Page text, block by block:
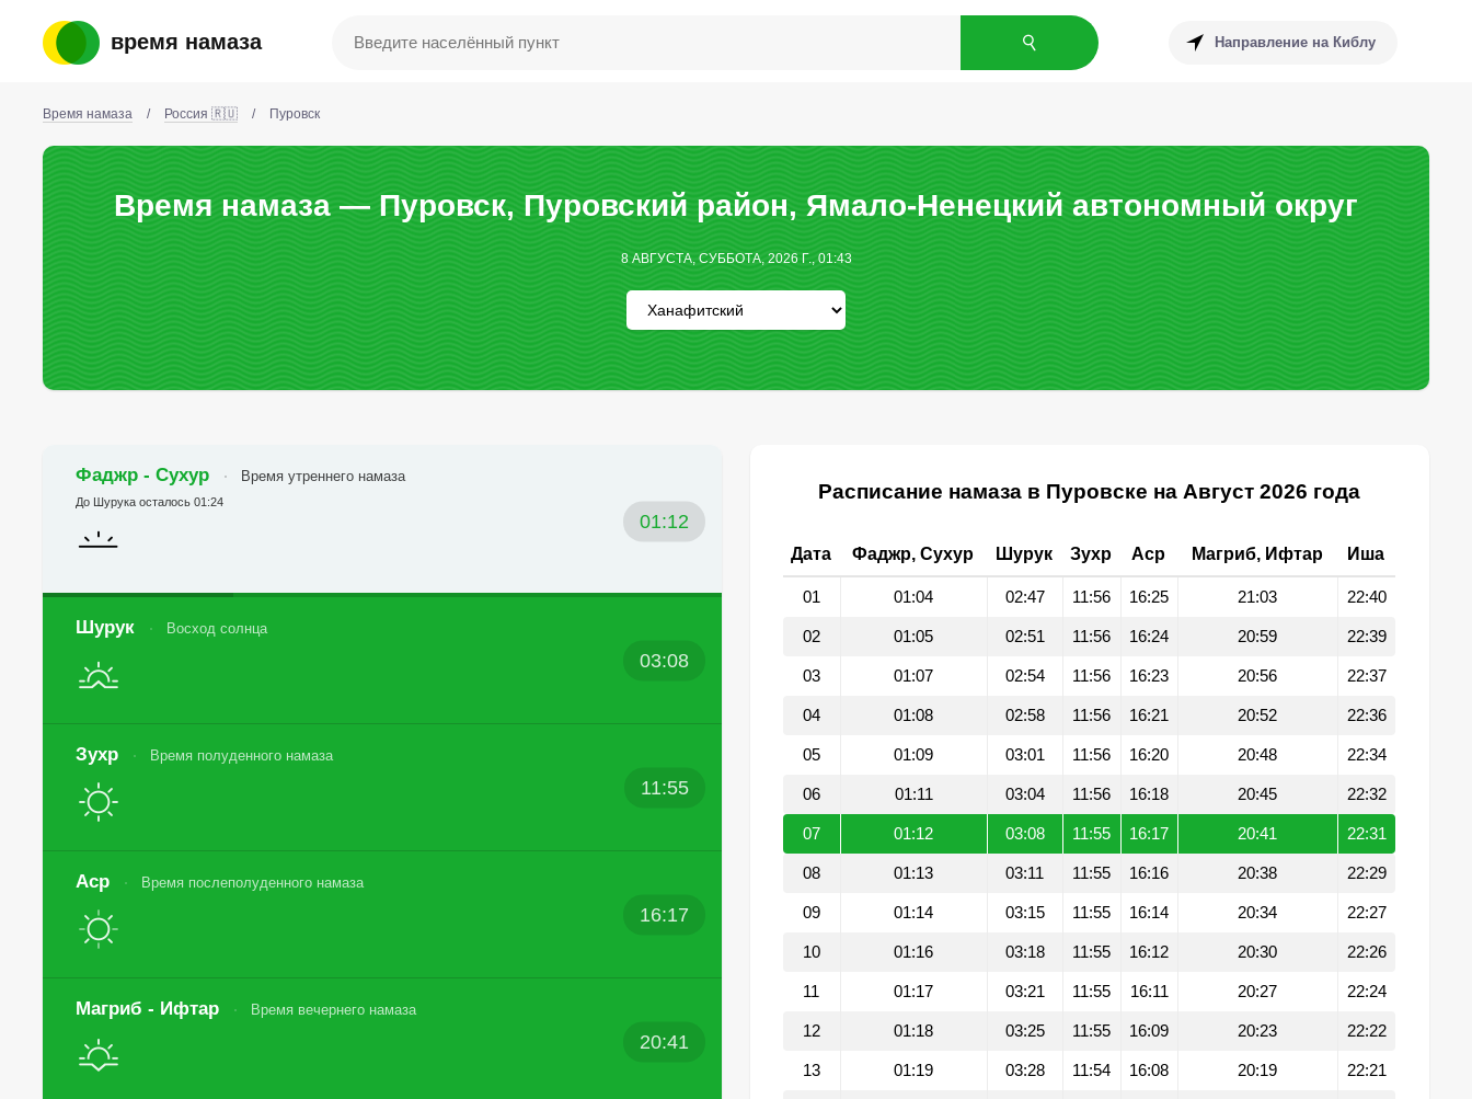
время намаза Направление на Киблу
Время намаза / Россия 🇷🇺 / Пуровск
Время намаза — Пуровск, Пуровский район, Ямало-Ненецкий автономный округ
8 АВГУСТА, СУББОТА, 2026 Г., 01:43
Фаджр - Сухур Время утреннего намаза
01:12
До Шурука осталось 01:24
Шурук Восход солнца
03:08
Зухр Время полуденного намаза
11:55
Аср Время послеполуденного намаза
16:17
Магриб - Ифтар Время вечернего намаза
20:41
Расписание намаза в Пуровске на Август 2026 года
Дата Фаджр, Сухур Шурук Зухр Аср Магриб, Ифтар Иша
01 01:04 02:47 11:56 16:25 21:03 22:40
02 01:05 02:51 11:56 16:24 20:59 22:39
03 01:07 02:54 11:56 16:23 20:56 22:37
04 01:08 02:58 11:56 16:21 20:52 22:36
05 01:09 03:01 11:56 16:20 20:48 22:34
06 01:11 03:04 11:56 16:18 20:45 22:32
07 01:12 03:08 11:55 16:17 20:41 22:31
08 01:13 03:11 11:55 16:16 20:38 22:29
09 01:14 03:15 11:55 16:14 20:34 22:27
10 01:16 03:18 11:55 16:12 20:30 22:26
11 01:17 03:21 11:55 16:11 20:27 22:24
12 01:18 03:25 11:55 16:09 20:23 22:22
13 01:19 03:28 11:54 16:08 20:19 22:21